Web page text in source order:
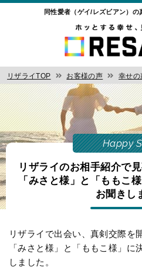
同性愛者（ゲイ/レズビアン）の
リザライTOP お客様の声 幸せの
Happy
リザライのお相手紹介で
「みさと様」と「ももこ
お聞きし
リザライで出会い、真剣交際を
「みさと様」と「ももこ様」
しました。